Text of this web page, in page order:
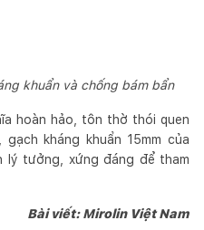
khuẩn và chống bám bẩn
hoàn hảo, tôn thờ thói quen
kháng khuẩn 15mm của
lý tưởng, xứng đáng để tham
Bài viết: Mirolin Việt Nam